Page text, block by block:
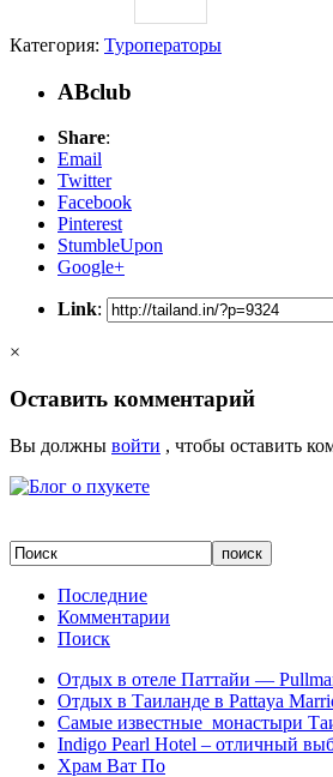
Категория: Туроператоры
ABclub
Share:
Email
Twitter
Facebook
Pinterest
StumbleUpon
Google+
Link:
×
Оставить комментарий
Вы должны войти , чтобы оставить
Последние
Комментарии
Поиск
Отдых в отеле Паттайи —
Отдых в Таиланде в Pattaya
Самые известные монастыри
Indigo Pearl Hotel – отличный
Храм Ват По